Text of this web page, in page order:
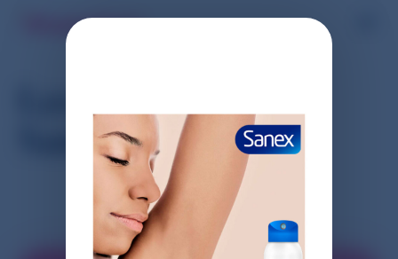
Les déodorants
Sanex